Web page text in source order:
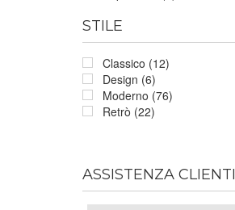
STILE
Classico (12)
Design (6)
Moderno (76)
Retrò (22)
ASSISTENZA CLIENTI